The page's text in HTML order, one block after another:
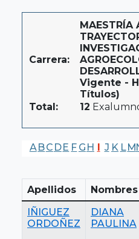
Carrera:
MAESTRÍA
Vigente -
Títulos)
Total:
12
A BC DE F G H I J K LM
Apellidos Nombres
IÑIGUEZ
ORDOÑEZ
DIANA
PAULINA